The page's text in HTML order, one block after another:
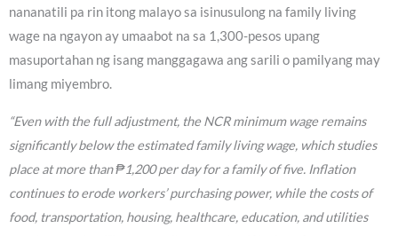
nananatili pa rin itong malayo sa isinusulong na family living
wage na ngayon ay umaabot na sa 1,300-pesos upang
masuportahan ng isang manggagawa ang sarili o pamilyang may
limang miyembro.
“Even with the full adjustment, the NCR minimum wage remains
significantly below the estimated family living wage, which studies
place at more than ₱1,200 per day for a family of five. Inflation
continues to erode workers’ purchasing power, while the costs of
food, transportation, housing, healthcare, education, and utilities